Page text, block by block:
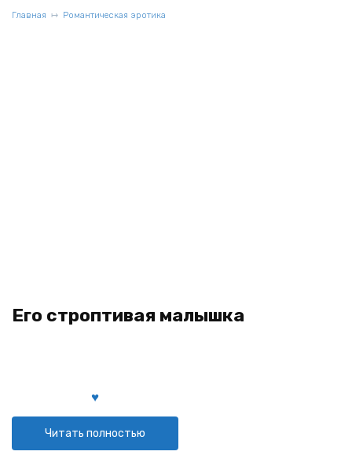
Главная Романтическая эротика
Его строптивая малышка
Читать полностью